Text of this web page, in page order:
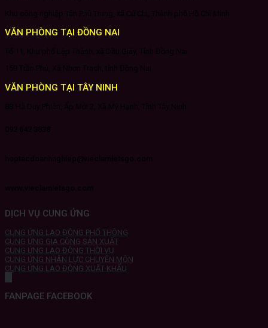
VĂN PHÒNG TẠI ĐỒNG NAI
VĂN PHÒNG TẠI TÂY NINH
DỊCH VỤ CUNG ỨNG
CUNG ỨNG LAO ĐỘNG PHỔ THÔNG
CUNG ỨNG GIA CÔNG SẢN XUẤT
CUNG ỨNG LAO ĐỘNG THỜI VỤ
CUNG ỨNG NHÂN LỰC CHUYÊN MÔN
CUNG ỨNG LAO ĐỘNG XUẤT KHẨU
FANPAGE FACEBOOK